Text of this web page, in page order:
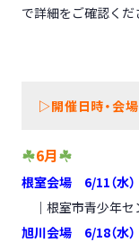
で詳細をご確認くだ
▷開催日時・会場
6月
根室会場 6/11（水
｜根室市青少年セ
旭川会場 6/18（水